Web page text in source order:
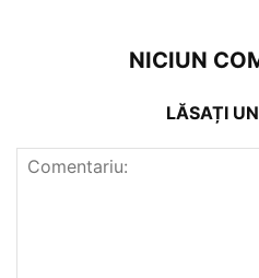
NICIUN
LĂSAȚI